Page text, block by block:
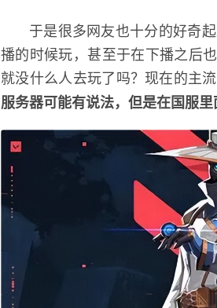
于是很多网友也十分的好奇
播的时候玩，甚至于在下播之后
就没什么人去玩了吗？现在的主
服务器可能有说法，但是在国服